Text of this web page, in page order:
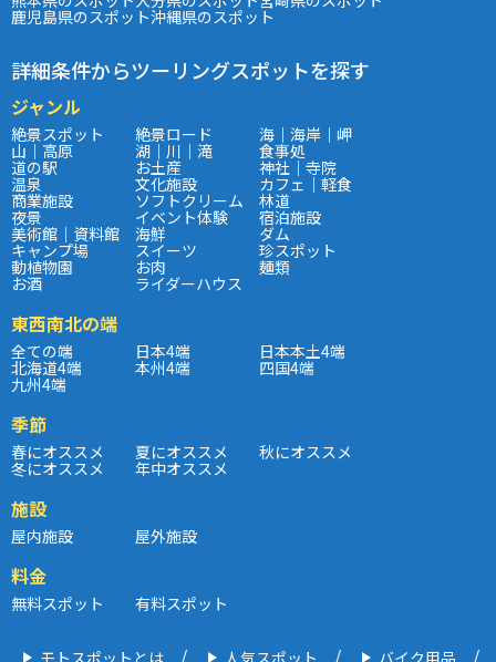
鹿児島県のスポット沖縄県のスポット
詳細条件からツーリングスポットを探す
ジャンル
絶景スポット 絶景ロード 海｜海岸｜岬
山｜高原 湖｜川｜滝 食事処
道の駅 お土産 神社｜寺院
温泉 文化施設 カフェ｜軽食
商業施設 ソフトクリーム 林道
夜景 イベント体験 宿泊施設
美術館｜資料館 海鮮 ダム
キャンプ場 スイーツ 珍スポット
動植物園 お肉 麺類
お酒 ライダーハウス
東西南北の端
全ての端 日本4端 日本本土4端
北海道4端 本州4端 四国4端
九州4端
季節
春にオススメ 夏にオススメ 秋にオススメ
冬にオススメ 年中オススメ
施設
屋内施設 屋外施設
料金
無料スポット 有料スポット
モトスポットとは 人気スポット バイク用品